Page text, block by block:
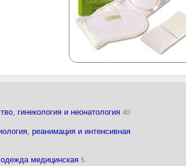
гинекология и неонатология 40
реанимация и интенсивная
медицинская 5